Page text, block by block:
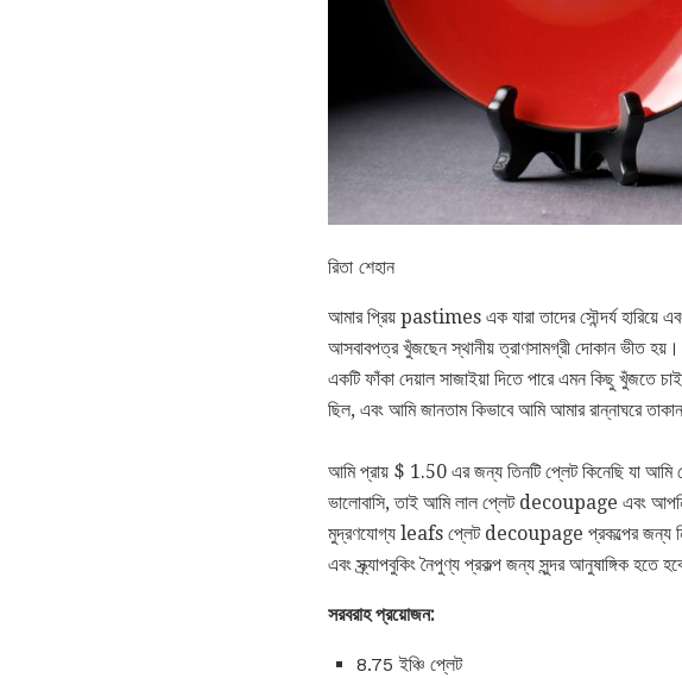
রিতা শেহান
আমার প্রিয় pastimes এক যারা তাদের সৌন্দর্য হারিয়ে
আসবাবপত্র খুঁজছেন স্থানীয় ত্রাণসামগ্রী দোকান ভীত
একটি ফাঁকা দেয়াল সাজাইয়া দিতে পারে এমন কিছু খুঁজতে
ছিল, এবং আমি জানতাম কিভাবে আমি আমার রান্নাঘরে
আমি প্রায় $ 1.50 এর জন্য তিনটি প্লেট কিনেছি যা আমি
ভালোবাসি, তাই আমি লাল প্লেট decoupage এবং
মুদ্রণযোগ্য leafs প্লেট decoupage প্রকল্পের জন্য নিখুঁত
এবং স্ক্র্যাপবুকিং নৈপুণ্য প্রকল্প জন্য সুন্দর আনুষাঙ্গিক
সরবরাহ প্রয়োজন:
8.75 ইঞ্চি প্লেট